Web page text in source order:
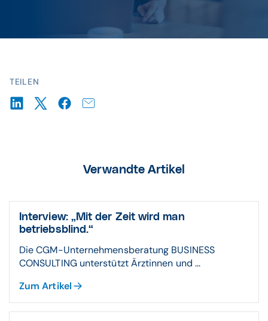
TEILEN
Verwandte Artikel
Interview: „Mit der Zeit wird man
betriebsblind.“
Die CGM-Unternehmensberatung BUSINESS
CONSULTING unterstützt Ärztinnen und ...
Zum Artikel